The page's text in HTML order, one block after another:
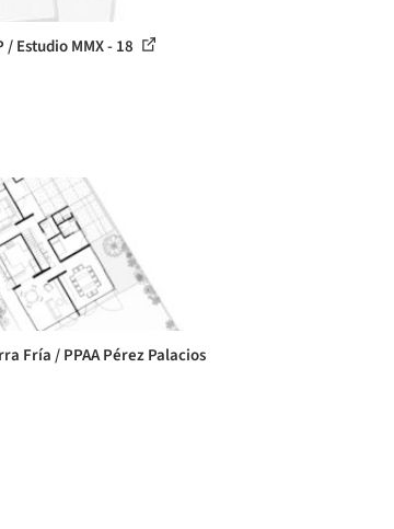
/ Estudio MMX - 18
Fría / PPAA Pérez Palacios